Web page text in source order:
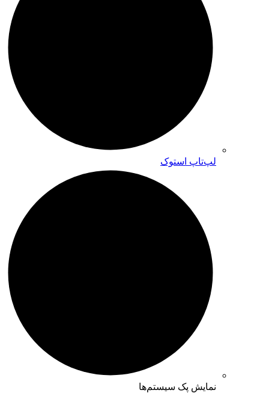
لپ‌تاپ استوک
نمایش پک سیستم‌ها